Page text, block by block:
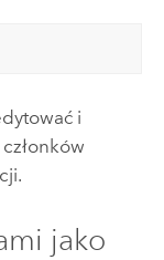
i
jako